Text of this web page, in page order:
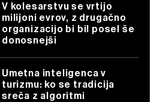
V kolesarstvu se vrtijo
milijoni evrov, z drugačno
organizacijo bi bil posel še
donosnejši
Umetna inteligenca v
turizmu: ko se tradicija
sreča z algoritmi